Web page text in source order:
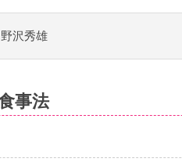
沢秀雄
事法